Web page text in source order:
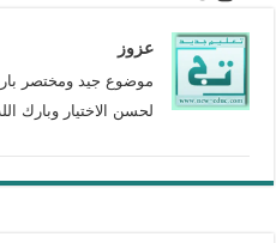
عزوز
موضوع جيد ومختصر
لحسن الاختيار وبارك